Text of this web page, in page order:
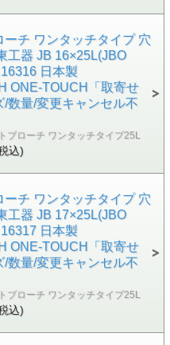
ーチ ワンタッチタイプ 穴
工器 JB 16×25L(JBO
日本製
ONE-TOUCH「取寄せ
/数量/変更キャンセル不
ブローチ ワンタッチタイプ25L
込)
ーチ ワンタッチタイプ 穴
工器 JB 17×25L(JBO
日本製
ONE-TOUCH「取寄せ
/数量/変更キャンセル不
ブローチ ワンタッチタイプ25L
込)